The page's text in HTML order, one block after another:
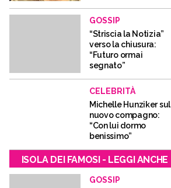
GOSSIP
“Striscia la Notizia”
verso la chiusura:
“Futuro ormai
segnato”
CELEBRITÀ
Michelle Hunziker sul
nuovo compagno:
“Con lui dormo
benissimo”
ISOLA DEI FAMOSI - LEGGI ANCHE
GOSSIP